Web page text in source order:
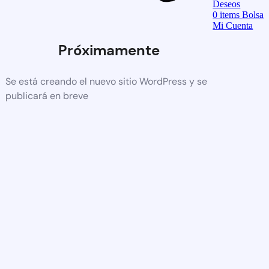
Próximamente
Se está creando el nuevo sitio WordPress y se
publicará en breve
Deseos
0items Bolsa
Mi Cuenta